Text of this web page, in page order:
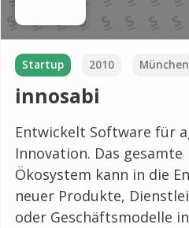
Startup 2010 München
innosabi
Entwickelt Software für
Innovation. Das gesamte
Ökosystem kann in die
neuer Produkte,
oder Geschäftsmodelle